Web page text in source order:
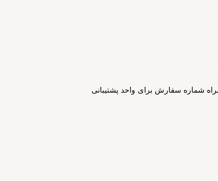
را به همراه شماره سفارش برای واحد پشتیبانی